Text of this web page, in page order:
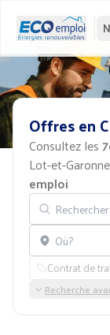
Offresen
Consultez les
Lot-et-
emploi
Rechercher par
Localisation
Contrat de
Recherche